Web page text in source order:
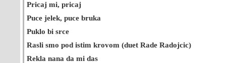
Pricaj mi, pricaj
Puce jelek, puce bruka
Puklo bi srce
Rasli smo pod istim krovom (duet Rade Radojcic)
Rekla nana da mi das